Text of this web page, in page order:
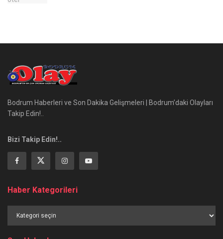
Bodrum Haberleri ve Son Dakika Gelişmeleri | Bodrum’daki Olayları
Takip Edin!..
Bizi Takip Edin!..
Haber Kategorileri
Kategorileri